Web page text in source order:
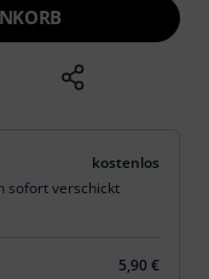
kostenlos
sofort verschickt
5,90 €